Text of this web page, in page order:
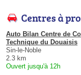
Centres à
Auto Bilan Centre de
Technique du Douaisis
Sin-le-Noble
2.3 km
Ouvert jusqu'à 12h